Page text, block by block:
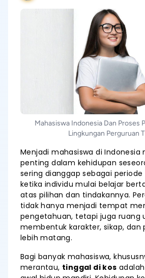
Mahasiswa Indonesia Dan Proses
Lingkungan Perguruan
Menjadi mahasiswa di Indonesia
penting dalam kehidupan
sering dianggap sebagai periode
ketika individu mulai belajar
atas pilihan dan tindakannya.
tidak hanya menjadi tempat
pengetahuan, tetapi juga ruang
membentuk karakter, sikap, dan
lebih matang.
Bagi banyak mahasiswa,
merantau, tinggal di kos